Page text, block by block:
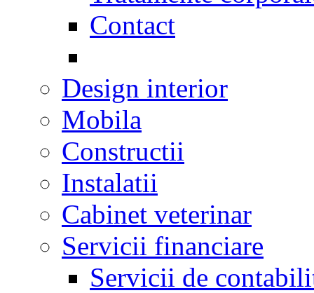
Contact
Design interior
Mobila
Constructii
Instalatii
Cabinet veterinar
Servicii financiare
Servicii de